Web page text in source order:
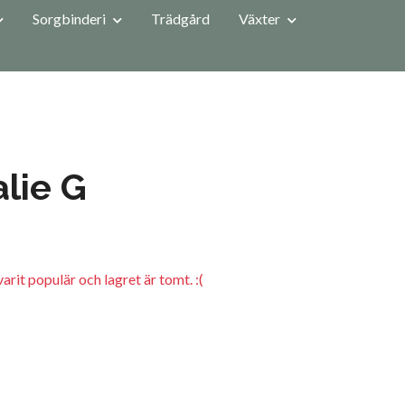
Sorgbinderi Trädgård
Växter
G
populär och lagret är tomt. :(